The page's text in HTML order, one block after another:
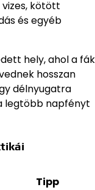
kötött
és egyéb
hely, ahol a fák
hosszan
délnyugatra
legtöbb napfényt
Tipp